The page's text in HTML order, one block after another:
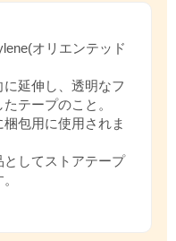
オリエンテッド
延伸し、透明なフ
テープのこと。
包用に使用されま
してストアテープ